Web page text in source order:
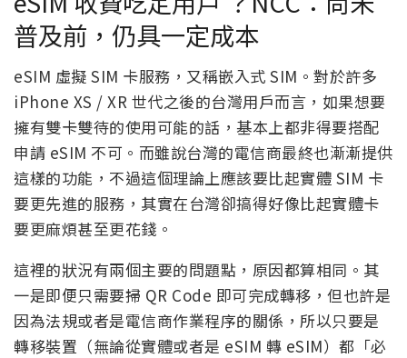
普及前，仍具一定成本
eSIM 虛擬 SIM 卡服務，又稱嵌入式 SIM。對於許多
iPhone XS / XR 世代之後的台灣用戶而言，如果想要
擁有雙卡雙待的使用可能的話，基本上都非得要搭配
申請 eSIM 不可。而雖說台灣的電信商最終也漸漸提供
這樣的功能，不過這個理論上應該要比起實體 SIM 卡
要更先進的服務，其實在台灣卻搞得好像比起實體卡
要更麻煩甚至更花錢。
這裡的狀況有兩個主要的問題點，原因都算相同。其
一是即便只需要掃 QR Code 即可完成轉移，但也許是
因為法規或者是電信商作業程序的關係，所以只要是
轉移裝置（無論從實體或者是 eSIM 轉 eSIM）都「必